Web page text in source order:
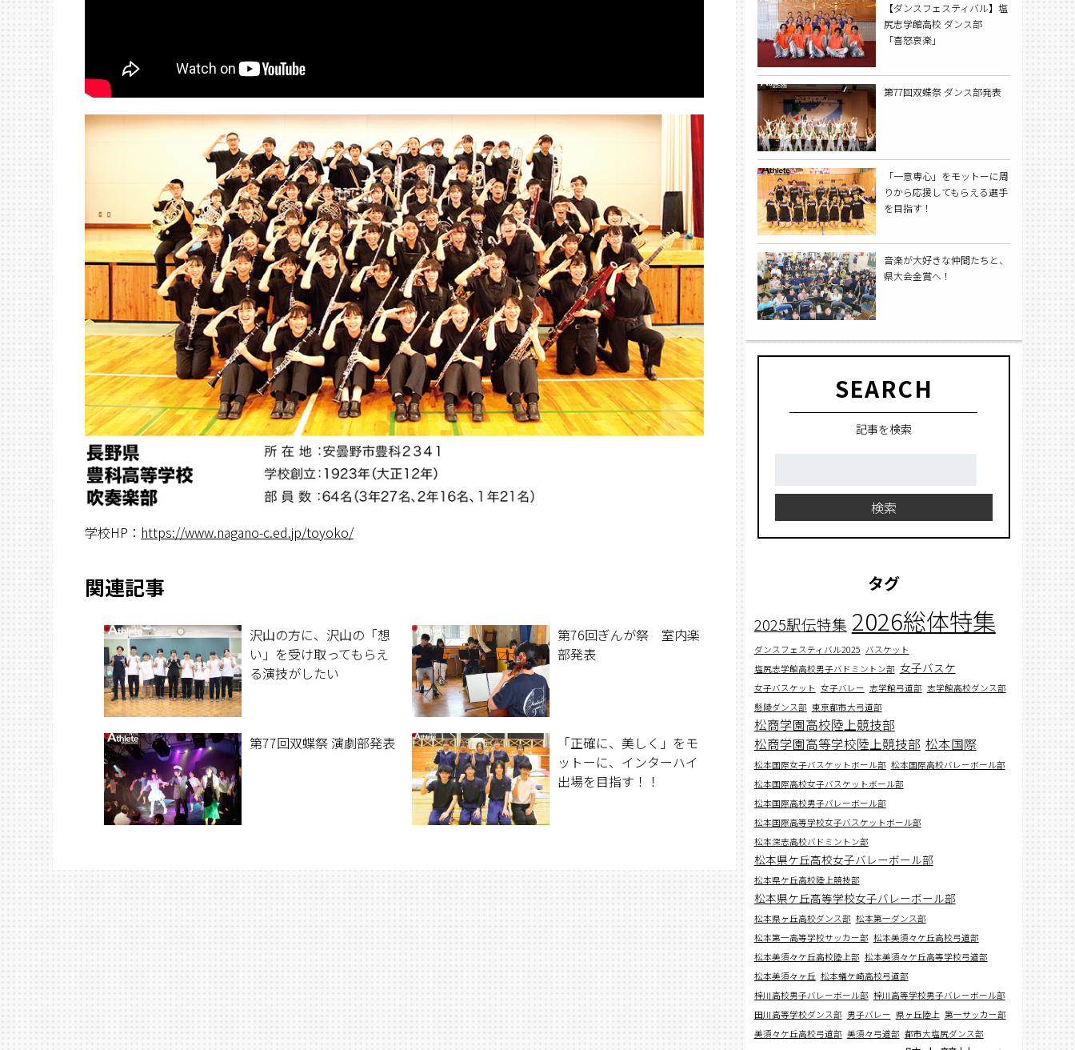
学校HP： https://www.nagano-c.ed.jp/toyoko/
関連記事
沢山の方に、沢山の「想
い」を受け取ってもらえ
る演技がしたい
第76回ぎんが祭 室内楽
部発表
第77回双蝶祭 演劇部発表
「正確に、美しく」をモ
ットーに、インターハイ
出場を目指す！！
【ダンスフェスティバル】塩
尻志学館高校 ダンス部
「喜怒哀楽」
第77回双蝶祭 ダンス部発表
「一意専心」をモットーに周
りから応援してもらえる選手
を目指す！
音楽が大好きな仲間たちと、
県大会金賞へ！
SEARCH
記事を検索
検索
タグ
2025駅伝特集 2026総体特集
ダンスフェスティバル2025 バスケット
塩尻志学館高校男子バドミントン部 女子バスケ
女子バスケット 女子バレー 志学館弓道部 志学館高校ダンス部
懸陵ダンス部 東京都市大弓道部
松商学園高校陸上競技部
松商学園高等学校陸上競技部 松本国際
松本国際女子バスケットボール部 松本国際高校バレーボール部
松本国際高校女子バスケットボール部
松本国際高校男子バレーボール部
松本国際高等学校女子バスケットボール部
松本深志高校バドミントン部
松本県ケ丘高校女子バレーボール部
松本県ケ丘高校陸上競技部
松本県ケ丘高等学校女子バレーボール部
松本県ヶ丘高校ダンス部 松本第一ダンス部
松本第一高等学校サッカー部 松本美須々ケ丘高校弓道部
松本美須々ケ丘高校陸上部 松本美須々ケ丘高等学校弓道部
松本美須々ヶ丘 松本蟻ケ崎高校弓道部
梓川高校男子バレーボール部 梓川高等学校男子バレーボール部
田川高等学校ダンス部 男子バレー 県ヶ丘陸上 第一サッカー部
美須々ケ丘高校弓道部 美須々弓道部 都市大塩尻ダンス部